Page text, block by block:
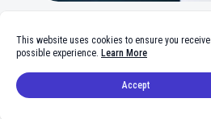
Footer
This website uses cookies to ensure you
possible experience. Learn More
Accept